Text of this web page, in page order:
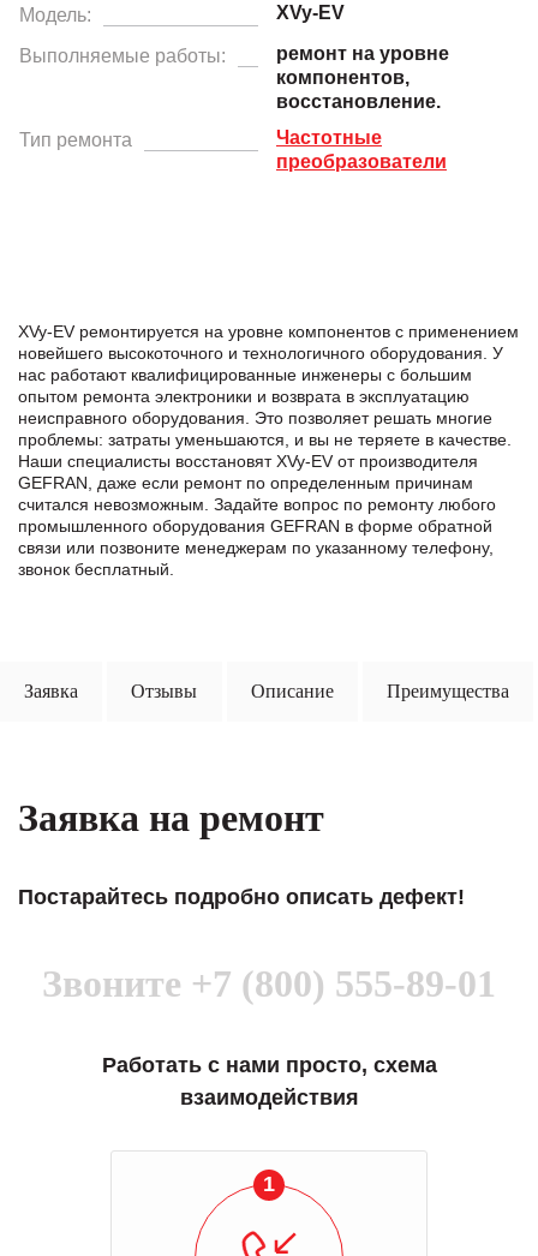
Модель: XVy-EV
Выполняемые работы:
ремонт на уровне
компонентов,
восстановление.
Тип ремонта
Частотные
преобразователи
XVy-EV ремонтируется на уровне компонентов с применением
новейшего высокоточного и технологичного оборудования. У
нас работают квалифицированные инженеры с большим
опытом ремонта электроники и возврата в эксплуатацию
неисправного оборудования. Это позволяет решать многие
проблемы: затраты уменьшаются, и вы не теряете в качестве.
Наши специалисты восстановят XVy-EV от производителя
GEFRAN, даже если ремонт по определенным причинам
считался невозможным. Задайте вопрос по ремонту любого
промышленного оборудования GEFRAN в формe обратной
связи или позвоните менеджерам по указанному телефону,
звонок бесплатный.
Заявка Отзывы Описание Преимущества
Заявка на ремонт
Постарайтесь подробно описать дефект!
Звоните +7 (800) 555-89-01
Работать с нами просто, схема
взаимодействия
1